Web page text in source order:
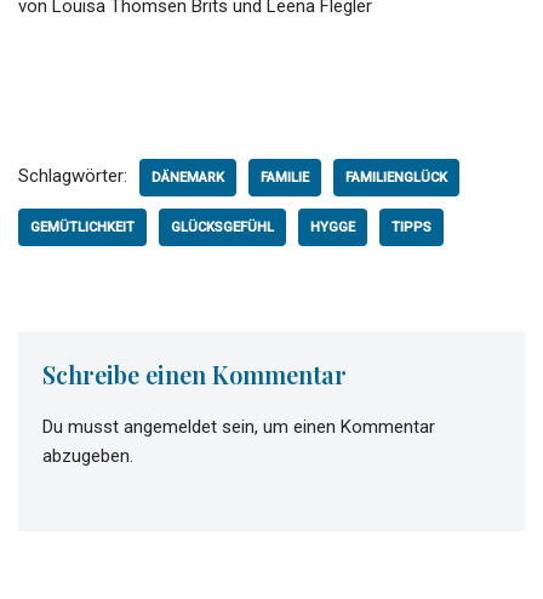
von Louisa Thomsen Brits und Leena Flegler
Schlagwörter: DÄNEMARK FAMILIE FAMILIENGLÜCK
GEMÜTLICHKEIT GLÜCKSGEFÜHL HYGGE TIPPS
Schreibe einen Kommentar
Du musst angemeldet sein, um einen Kommentar
abzugeben.